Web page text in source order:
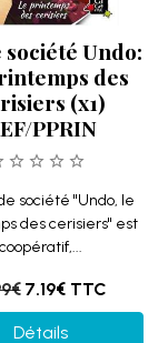
société Undo:
des
(x1)
PPRIN
société "Undo, le
des cerisiers" est
coopératif,...
7.19€ TTC
Détails